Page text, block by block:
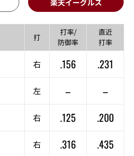
打
打率/
防御率
直近
打率
右 .156 .231
左 – –
右 .125 .200
右 .316 .435